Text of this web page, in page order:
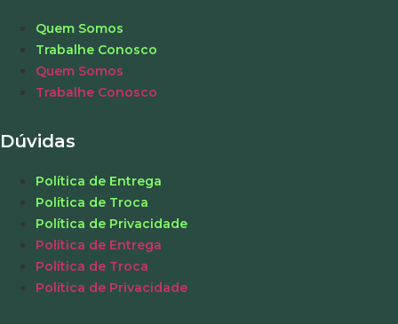
Quem Somos
Trabalhe Conosco
Quem Somos
Trabalhe Conosco
Dúvidas
Política de Entrega
Política de Troca
Política de Privacidade
Política de Entrega
Política de Troca
Política de Privacidade